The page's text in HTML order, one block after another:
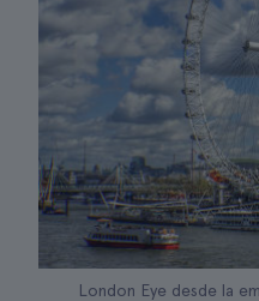
London Eye desde la